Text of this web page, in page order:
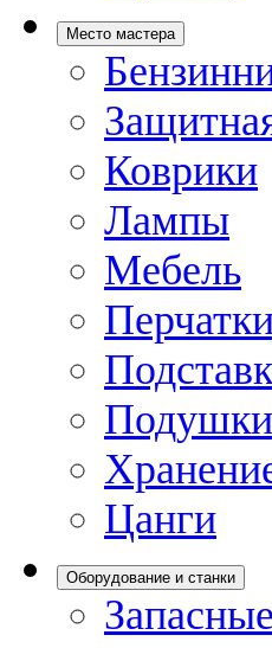
Место мастера
Коврики
Лампы
Мебель
Подушки
Цанги
Оборудование и станки